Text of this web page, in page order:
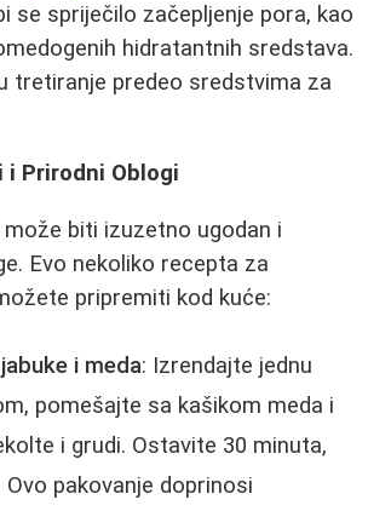
se spriječilo začepljenje pora, kao
hidratantnih sredstava.
tretiranje predeo sredstvima za
i Prirodni Oblogi
biti izuzetno ugodan i
Evo nekoliko recepta za
pripremiti kod kuće:
i meda: Izrendajte jednu
pomešajte sa kašikom meda i
i grudi. Ostavite 30 minuta,
pakovanje doprinosi